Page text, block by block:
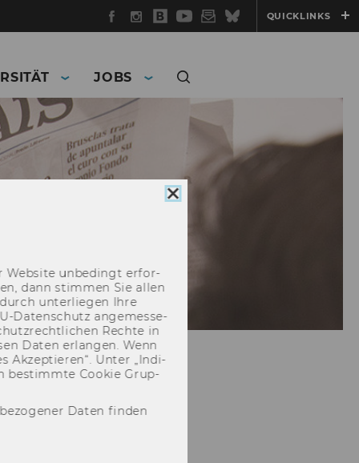
Facebook
Instagram
WU
Blog
YouTube
Newsletter
BlueskyQUICKLINKS
JOBS
Cookie
Web­site un­be­dingt er­for­
dann stim­men Sie allen
un­ter­lie­gen Ihre
​Datenschutz an­ge­mes­se­
Rech­te in
Daten er­lan­gen. Wenn
Ak­zep­tie­ren“. Unter „In­di­
be­stimm­te Coo­kie Grup­
Daten finden